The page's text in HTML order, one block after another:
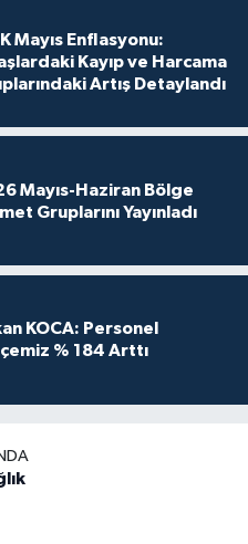
Mayıs Enflasyonu:
Kayıp ve Harcama
Artış Detaylandı
Mayıs-Haziran Bölge
Gruplarını Yayınladı
KOCA: Personel
% 184 Arttı